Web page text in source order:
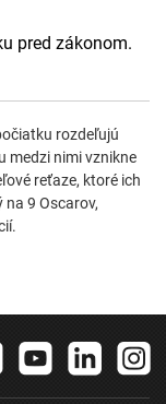
pred zákonom.
rozdeľujú
medzi nimi vznikne
reťaze, ktoré ich
9 Oscarov,